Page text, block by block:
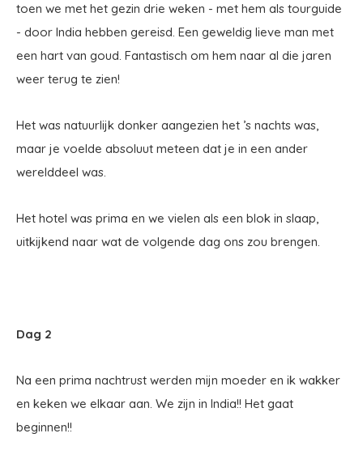
toen we met het gezin drie weken - met hem als tourguide
- door India hebben gereisd. Een geweldig lieve man met
een hart van goud. Fantastisch om hem naar al die jaren
weer terug te zien!
Het was natuurlijk donker aangezien het ’s nachts was,
maar je voelde absoluut meteen dat je in een ander
werelddeel was.
Het hotel was prima en we vielen als een blok in slaap,
uitkijkend naar wat de volgende dag ons zou brengen.
Dag 2
Na een prima nachtrust werden mijn moeder en ik wakker
en keken we elkaar aan. We zijn in India!! Het gaat
beginnen!!